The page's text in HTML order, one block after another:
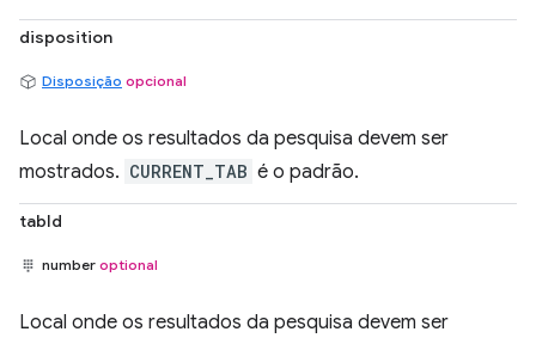
disposition
Disposição opcional
Local onde os resultados da pesquisa devem ser
mostrados. CURRENT_TAB é o padrão.
tabId
number optional
Local onde os resultados da pesquisa devem ser